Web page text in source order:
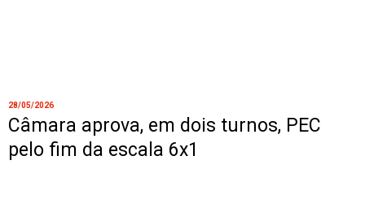
28/05/2026
Câmara aprova, em dois turnos, PEC
pelo fim da escala 6x1